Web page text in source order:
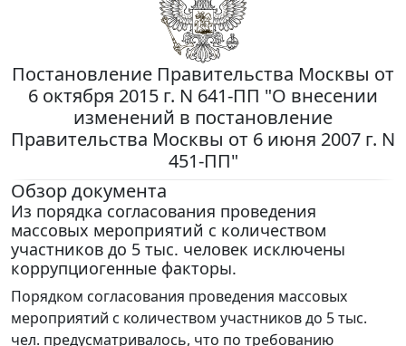
Постановление Правительства Москвы от
6 октября 2015 г. N 641-ПП "О внесении
изменений в постановление
Правительства Москвы от 6 июня 2007 г. N
451-ПП"
Обзор документа
Из порядка согласования проведения
массовых мероприятий с количеством
участников до 5 тыс. человек исключены
коррупциогенные факторы.
Порядком согласования проведения массовых
мероприятий с количеством участников до 5 тыс.
чел. предусматривалось, что по требованию